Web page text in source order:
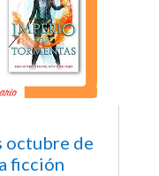
octubre de
ficción